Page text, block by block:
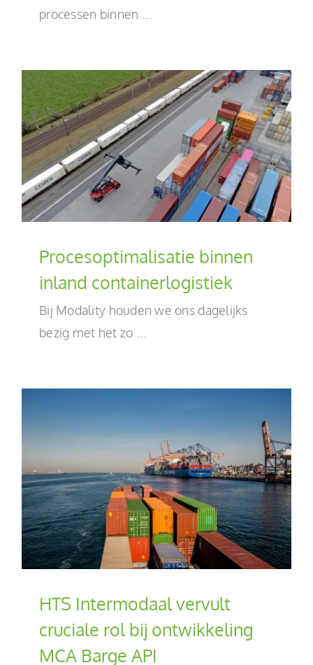
processen binnen ...
Procesoptimalisatie binnen
inland containerlogistiek
Bij Modality houden we ons dagelijks
bezig met het zo ...
HTS Intermodaal vervult
cruciale rol bij ontwikkeling
MCA Barge API